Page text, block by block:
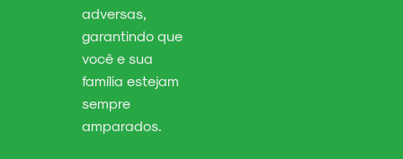
adversas,
garantindo que
você e sua
família estejam
sempre
amparados.